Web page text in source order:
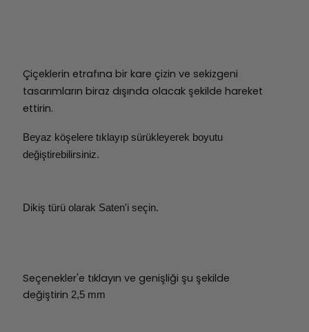
Çiçeklerin etrafına bir kare çizin ve sekizgeni
tasarımların biraz dışında olacak şekilde hareket
ettirin.
Beyaz köşelere tıklayıp sürükleyerek boyutu
değiştirebilirsiniz.
Dikiş türü olarak Saten'i seçin.
Seçenekler'e tıklayın ve genişliği şu şekilde
değiştirin2,5 mm